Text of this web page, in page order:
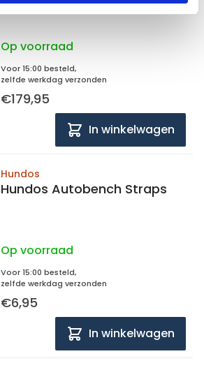
Op voorraad
Voor 15:00 besteld,
zelfde werkdag verzonden
€179,95
In winkelwagen
Hundos
Hundos Autobench Straps
Op voorraad
Voor 15:00 besteld,
zelfde werkdag verzonden
€6,95
In winkelwagen